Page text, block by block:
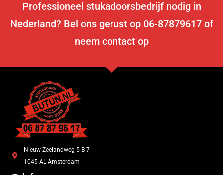
Professioneel stukadoorsbedrijf nodig in
Nederland? Bel ons gerust op 06-87879617 of
neem contact op
Nieuw-Zeelandweg 5 B 7
1045 AL Amsterdam